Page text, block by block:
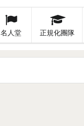
名人堂 正規化團隊